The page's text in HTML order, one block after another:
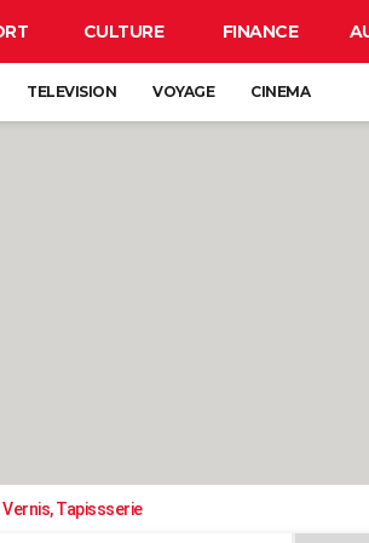
CULTURE FINANCE
TELEVISION VOYAGE CINEMA
Vernis, Tapissserie